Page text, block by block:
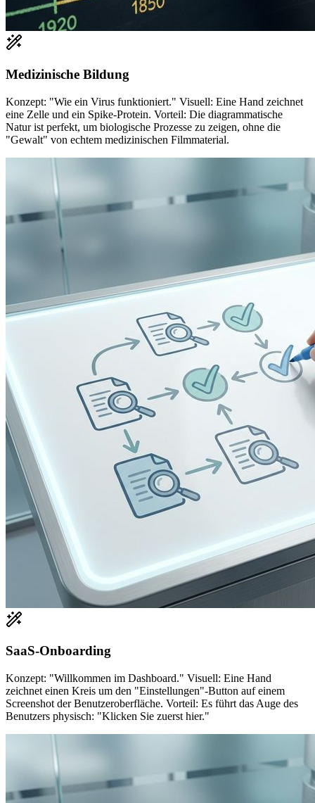
Medizinische Bildung
Konzept: "Wie ein Virus funktioniert." Visuell: Eine Hand zeichnet
eine Zelle und ein Spike-Protein. Vorteil: Die diagrammatische
Natur ist perfekt, um biologische Prozesse zu zeigen, ohne die
"Gewalt" von echtem medizinischen Filmmaterial.
SaaS-Onboarding
Konzept: "Willkommen im Dashboard." Visuell: Eine Hand
zeichnet einen Kreis um den "Einstellungen"-Button auf einem
Screenshot der Benutzeroberfläche. Vorteil: Es führt das Auge des
Benutzers physisch: "Klicken Sie zuerst hier."